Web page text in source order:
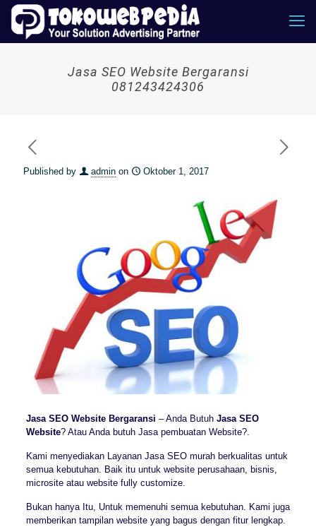
Jasa SEO Website Bergaransi
081243424306
Published by admin on Oktober 1, 2017
Jasa SEO Website Bergaransi – Anda Butuh Jasa SEO
Website? Atau Anda butuh Jasa pembuatan Website?.
Kami menyediakan Layanan Jasa SEO murah berkualitas untuk
semua kebutuhan. Baik itu untuk website perusahaan, bisnis,
microsite atau website fully customize.
Bukan hanya Itu, Untuk memenuhi semua kebutuhan. Kami juga
memberikan tampilan website yang bagus dengan fitur lengkap.